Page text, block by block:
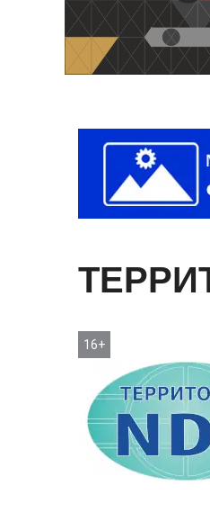
16+